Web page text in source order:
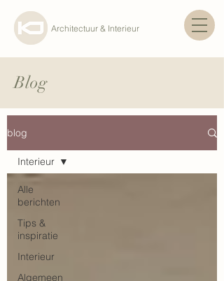
Architectuur & Interieur
Blog
blog
Alle
berichten
Tips &
inspiratie
Interieur
Algemeen
Interieur